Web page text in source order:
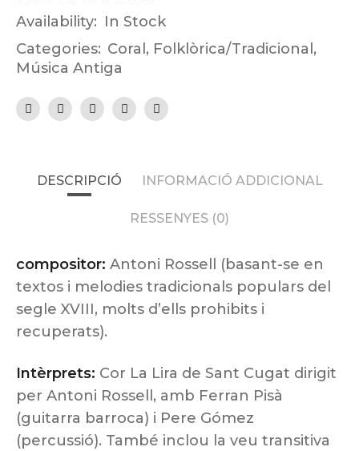
Availability: In Stock
Categories: Coral , Folklòrica/Tradicional ,
Música Antiga
DESCRIPCIÓ INFORMACIÓ ADDICIONAL
RESSENYES (0)
compositor: Antoni Rossell (basant-se en
textos i melodies tradicionals populars del
segle XVIII, molts d’ells prohibits i
recuperats).
Intèrprets: Cor La Lira de Sant Cugat dirigit
per Antoni Rossell, amb Ferran Pisà
(guitarra barroca) i Pere Gómez
(percussió). També inclou la veu transitiva